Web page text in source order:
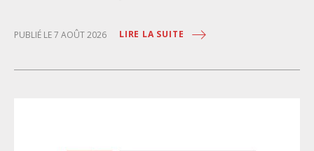
personnes retenues à l’infirmerie psychiatrique de la
préfecture de police de Paris. Près d’ici mais loin des
PUBLIÉ LE 7 AOÛT 2026 LIRE LA SUITE